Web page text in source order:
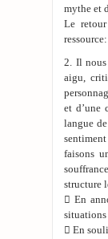
mythe et
Le
2. Il
aigu,
et d’une
langue
sentiment
faisons
structure
 En
situations
 En